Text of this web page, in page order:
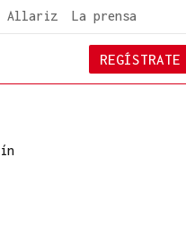
Allariz La prensa
REGÍSTRATE